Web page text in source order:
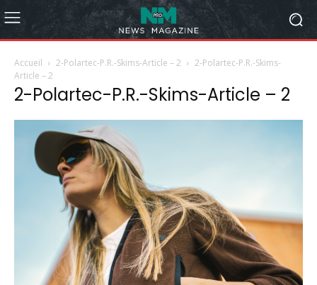
Accueil 2-Polartec-P.R.-Skims-Article – 2
2-Polartec-P.R.-Skims-
Article – 2
2-Polartec-P.R.-Skims-Article – 2